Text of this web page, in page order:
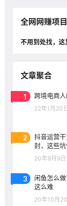
全网网赚项
不用到处找，这
文章聚合
1 跨境电商
22年1月20日
2
抖音运营
封，这些坑
20年9月9日
3
闲鱼怎么
这么难
20年10月